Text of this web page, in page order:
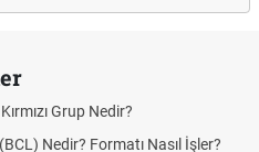
Grup Nedir?
Nedir? Formatı Nasıl İşler?